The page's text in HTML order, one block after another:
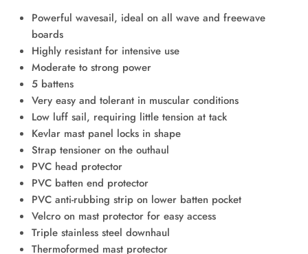
Powerful wavesail, ideal on all wave and freewave
boards
Highly resistant for intensive use
Moderate to strong power
5 battens
Very easy and tolerant in muscular conditions
Low luff sail, requiring little tension at tack
Kevlar mast panel locks in shape
Strap tensioner on the outhaul
PVC head protector
PVC batten end protector
PVC anti-rubbing strip on lower batten pocket
Velcro on mast protector for easy access
Triple stainless steel downhaul
Thermoformed mast protector